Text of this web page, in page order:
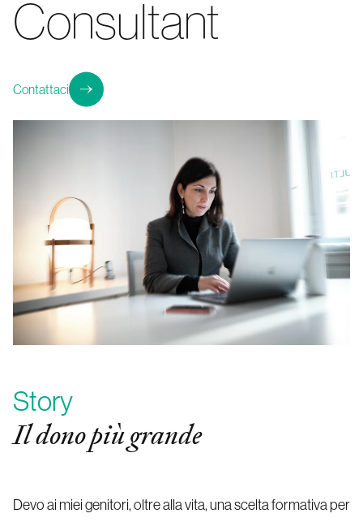
Consultant
Contattaci
Story
Il dono più grande
Devo ai miei genitori, oltre alla vita, una scelta formativa per